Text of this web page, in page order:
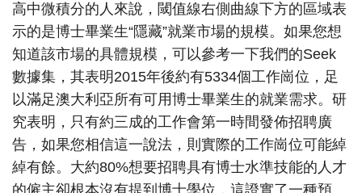
高中微積分的人來說，閾值線右側曲線下方的區域表
示的是博士畢業生“隱藏”就業市場的規模。如果您想
知道該市場的具體規模，可以參考一下我們的Seek
數據集，其表明2015年後約有5334個工作崗位，足
以滿足澳大利亞所有可用博士畢業生的就業需求。研
究表明，只有約三成的工作會第一時間發佈招聘廣
告，如果您相信這一說法，則實際的工作崗位可能綽
綽有餘。大約80%想要招聘具有博士水準技能的人才
的僱主卻根本沒有提到博士學位，這證實了一種預